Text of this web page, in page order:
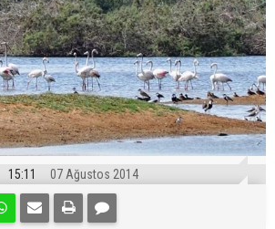
15:11 07 Ağustos 2014